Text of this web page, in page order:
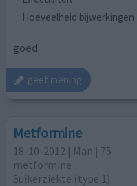
Hoeveelheid bijwerkingen
goed.
geef mening
Metformine
18-10-2012 | Man | 75
metformine
Suikerziekte (type 1)